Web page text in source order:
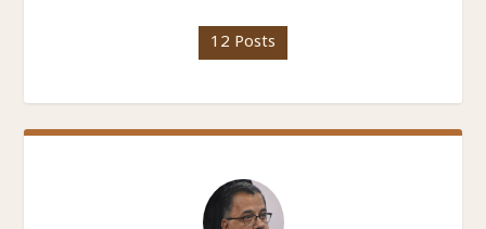
12 Posts